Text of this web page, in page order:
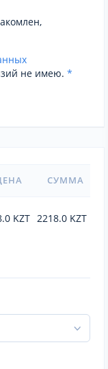
не имею. *
СУММА
KZT 2218.0 KZT